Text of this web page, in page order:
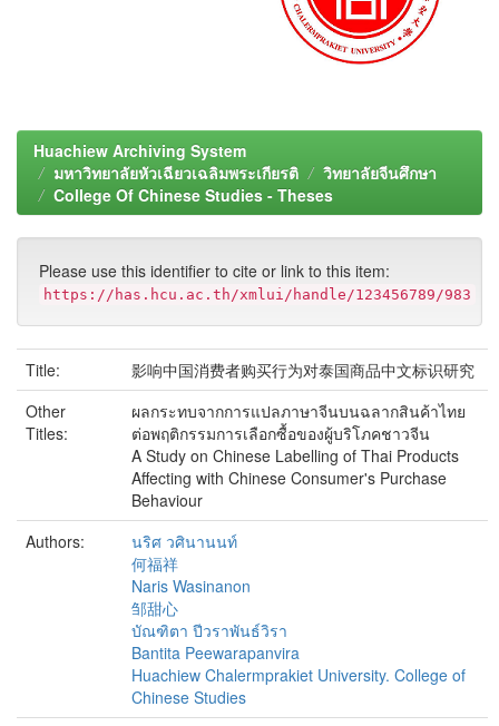
Huachiew Archiving System
มหาวิทยาลัยหัวเฉียวเฉลิมพระเกียรติ
วิทยาลัยจีนศึกษา
College Of Chinese Studies - Theses
Please use this identifier to cite or link to this item:
https://has.hcu.ac.th/xmlui/handle/123456789/983
Title:
影响中国消费者购买行为对泰国商品中文标识研究
Other
Titles:
ผลกระทบจากการแปลภาษาจีนบนฉลากสินค้าไทย
ต่อพฤติกรรมการเลือกซื้อของผู้บริโภคชาวจีน
A Study on Chinese Labelling of Thai Products
Affecting with Chinese Consumer's Purchase
Behaviour
Authors:
นริศ วศินานนท์
何福祥
Naris Wasinanon
邹甜心
บัณฑิตา ปีวราพันธ์วิรา
Bantita Peewarapanvira
Huachiew Chalermprakiet University. College of
Chinese Studies